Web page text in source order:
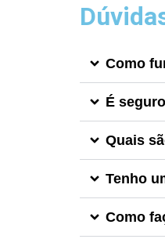
Como
É
Quais
Tenho
Como